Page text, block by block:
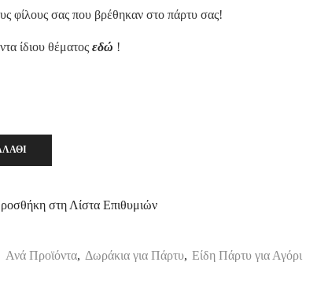
φίλους σας που βρέθηκαν στο πάρτυ σας!
ίδιου θέματος εδώ !
στη Λίστα Επιθυμιών
Ανά Προϊόντα, Δωράκια για Πάρτυ, Είδη Πάρτυ για Αγόρι